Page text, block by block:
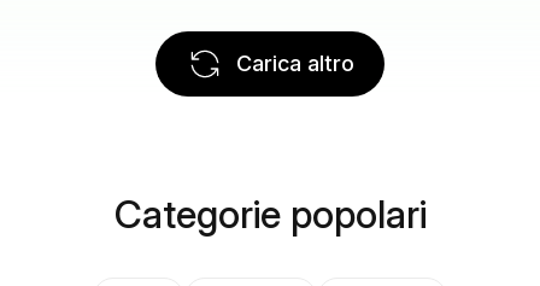
Carica altro
Categorie popolari